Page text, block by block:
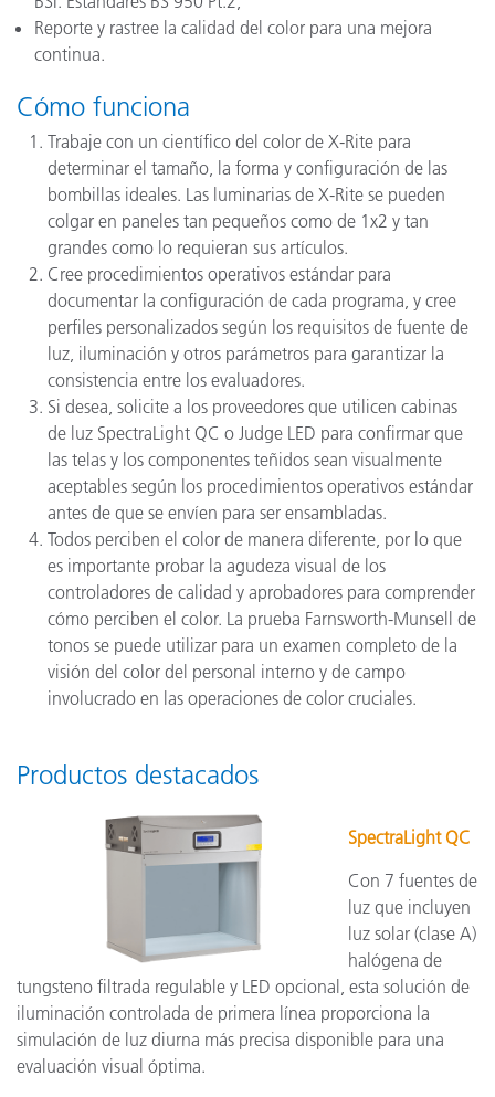
Reporte y rastree la calidad del color para una mejora
continua.
Cómo funciona
Trabaje con un científico del color de X-Rite para
determinar el tamaño, la forma y configuración de las
bombillas ideales. Las luminarias de X-Rite se pueden
colgar en paneles tan pequeños como de 1x2 y tan
grandes como lo requieran sus artículos.
Cree procedimientos operativos estándar para
documentar la configuración de cada programa, y cree
perfiles personalizados según los requisitos de fuente de
luz, iluminación y otros parámetros para garantizar la
consistencia entre los evaluadores.
Si desea, solicite a los proveedores que utilicen cabinas
de luz SpectraLight QC o Judge LED para confirmar que
las telas y los componentes teñidos sean visualmente
aceptables según los procedimientos operativos estándar
antes de que se envíen para ser ensambladas.
Todos perciben el color de manera diferente, por lo que
es importante probar la agudeza visual de los
controladores de calidad y aprobadores para comprender
cómo perciben el color. La prueba Farnsworth-Munsell de
tonos se puede utilizar para un examen completo de la
visión del color del personal interno y de campo
involucrado en las operaciones de color cruciales.
Productos destacados
SpectraLight QC
Con 7 fuentes de
luz que incluyen
luz solar (clase A)
halógena de
tungsteno filtrada regulable y LED opcional, esta solución de
iluminación controlada de primera línea proporciona la
simulación de luz diurna más precisa disponible para una
evaluación visual óptima.